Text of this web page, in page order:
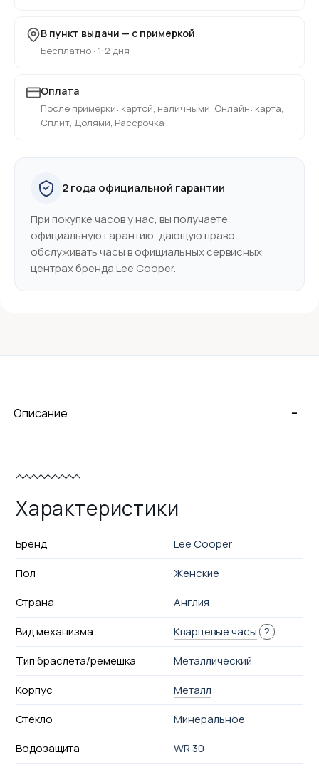
В пункт выдачи — с примеркой
Бесплатно · 1-2 дня
Оплата
После примерки: картой, наличными. Онлайн: карта,
Сплит, Долями, Рассрочка
2 года официальной гарантии
При покупке часов у нас, вы получаете
официальную гарантию, дающую право
обслуживать часы в официальных сервисных
центрах бренда Lee Cooper.
-
Описание
Характеристики
Бренд
Lee Cooper
Пол
Женские
Страна
Англия
Вид механизма
Кварцевые часы ?
Тип браслета/ремешка
Металлический
Корпус
Металл
Стекло
Минеральное
Водозащита
WR 30